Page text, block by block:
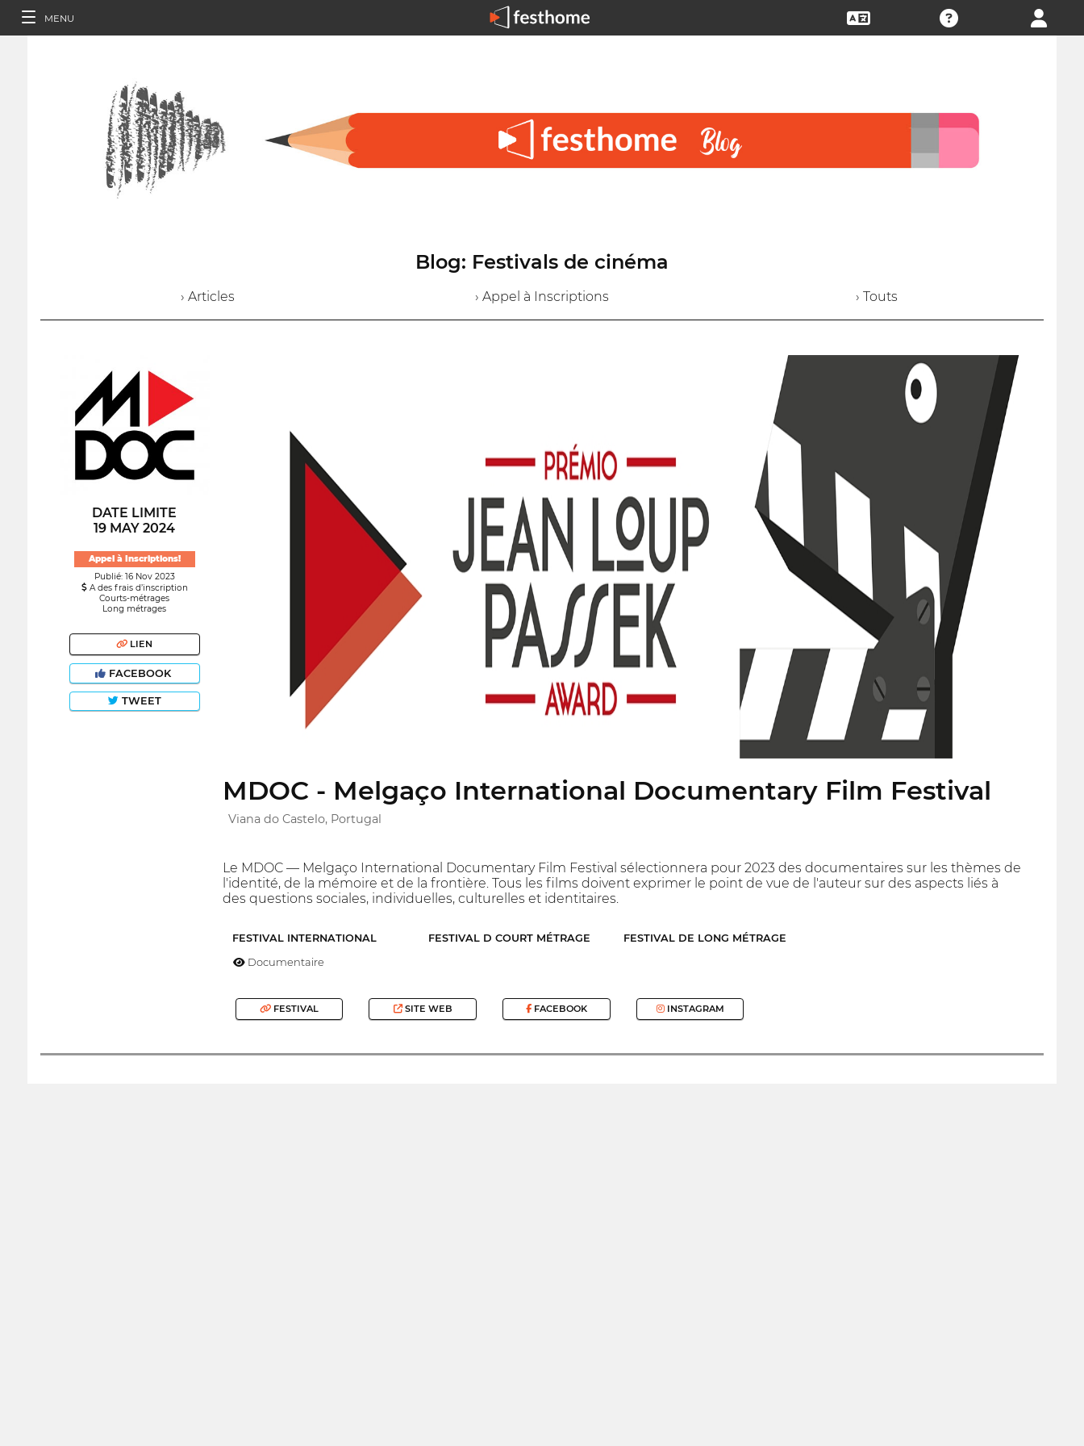
MENU
Blog: Festivals de cinéma
› Articles › Appel à Inscriptions › Touts
DATE LIMITE
19 MAY 2024
Appel à Inscriptions!
Publié: 16 Nov 2023
A des frais d’inscription
Courts-métrages
Long métrages
LIEN
FACEBOOK
TWEET
MDOC - Melgaço International Documentary Film Festival
Viana do Castelo, Portugal
Le MDOC — Melgaço International Documentary Film Festival sélectionnera pour 2023 des documentaires sur les thèmes de
l'identité, de la mémoire et de la frontière. Tous les films doivent exprimer le point de vue de l'auteur sur des aspects liés à
des questions sociales, individuelles, culturelles et identitaires.
FESTIVAL INTERNATIONAL FESTIVAL D COURT MÉTRAGE FESTIVAL DE LONG MÉTRAGE
Documentaire
FESTIVAL SITE WEB FACEBOOK INSTAGRAM